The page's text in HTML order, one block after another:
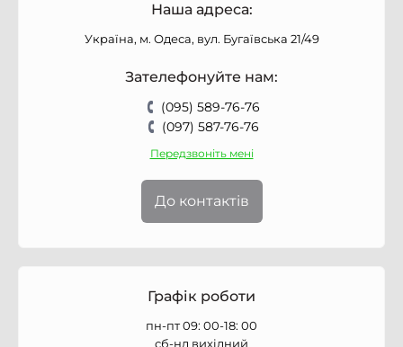
Наша адреса:
Україна, м. Одеса, вул. Бугаївська 21/49
Зателефонуйте нам:
(095) 589-76-76
(097) 587-76-76
Передзвоніть мені
До контактів
Графік роботи
пн-пт 09: 00-18: 00
сб-нд вихідний